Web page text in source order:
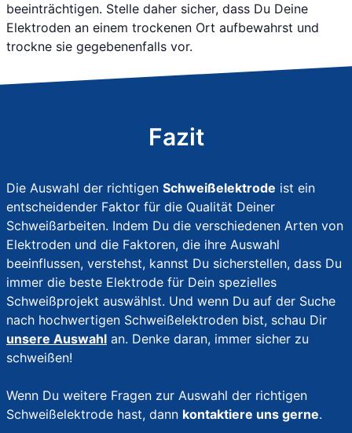
beeinträchtigen. Stelle daher sicher, dass Du Deine
Elektroden an einem trockenen Ort aufbewahrst und
trockne sie gegebenenfalls vor.
Fazit
Die Auswahl der richtigen Schweißelektrode ist ein
entscheidender Faktor für die Qualität Deiner
Schweißarbeiten. Indem Du die verschiedenen Arten von
Elektroden und die Faktoren, die ihre Auswahl
beeinflussen, verstehst, kannst Du sicherstellen, dass Du
immer die beste Elektrode für Dein spezielles
Schweißprojekt auswählst. Und wenn Du auf der Suche
nach hochwertigen Schweißelektroden bist, schau Dir
unsere Auswahl an. Denke daran, immer sicher zu
schweißen!
Wenn Du weitere Fragen zur Auswahl der richtigen
Schweißelektrode hast, dann kontaktiere uns gerne.